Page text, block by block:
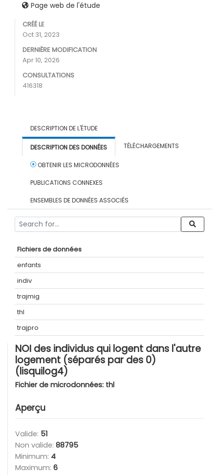
Page web de l'étude
CRÉÉ LE
Oct 31, 2023
DERNIÈRE MODIFICATION
Apr 10, 2026
CONSULTATIONS
416318
DESCRIPTION DE L'ÉTUDE
DESCRIPTION DES DONNÉES TÉLÉCHARGEMENTS
OBTENIR LES MICRODONNÉES
PUBLICATIONS CONNEXES
ENSEMBLES DE DONNÉES ASSOCIÉS
Fichiers de données
enfants
indiv
trajmig
thl
trajpro
NOI des individus qui logent dans l'autre
logement (séparés par des 0)
(lisquilog4)
Fichier de microdonnées: thl
Aperçu
Valide: 51
Non valide: 88795
Minimum: 4
Maximum: 6